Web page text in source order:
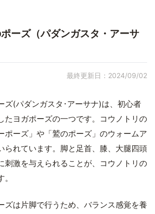
ーズ（パダンガスタ・アーサ
最終更新日：2024/09/02
ズ(パダンガスタ･アーサナ)は、初心者
たヨガポーズの一つです。コウノトリの
ポーズ」や「鷲のポーズ」のウォームア
られています。脚と足首、膝、大腿四頭
刺激を与えられることが、コウノトリの
ズは片脚で行うため、バランス感覚を養